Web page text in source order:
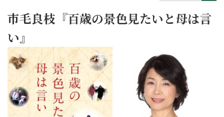
市毛良枝『百歳の景色見たいと母は言
い』